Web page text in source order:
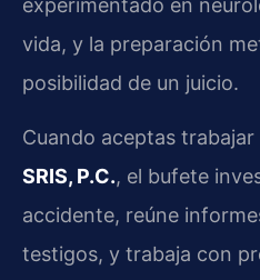
experimentado en
vida, y la preparación
posibilidad de un juicio.
Cuando aceptas trabajar
SRIS, P.C., el bufete
accidente, reúne
testigos, y trabaja con